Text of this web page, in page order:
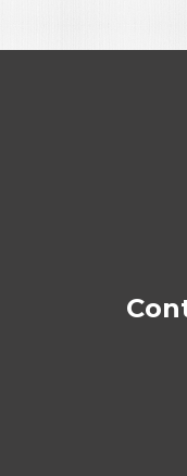
LE
JEAN-
-- Ouvrage
catégorie
interculturel